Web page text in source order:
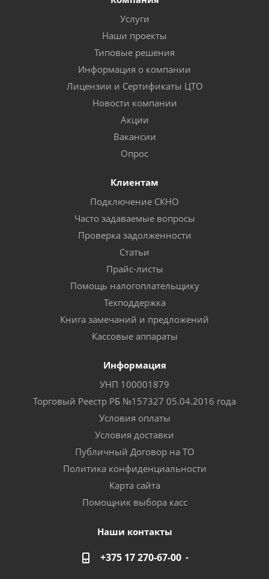
Услуги
Наши проекты
Типовые решения
Информация о компании
Лицензии и Сертификаты ЦТО
Новости компании
Акции
Вакансии
Опрос
Клиентам
Подключение СКНО
Часто задаваемые вопросы
Проверка задолженности
Статьи
Прайс-листы
Помощь налогоплательщику
Техподдержка
Книга замечаний и предложений
Кассовые аппараты
Информация
УНП 100001879
Торговый Реестр РБ №157327 05.04.2016 года
Условия оплаты
Условия доставки
Публичный Договор на ТО
Политика конфиденциальности
Карта сайта
Помощник выбора касс
Наши контакты
+375 17 270-67-00